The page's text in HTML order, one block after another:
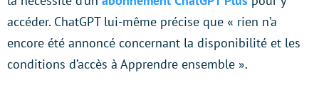
accéder. ChatGPT lui-même précise que « rien n’a
encore été annoncé concernant la disponibilité et les
conditions d’accès à Apprendre ensemble ».